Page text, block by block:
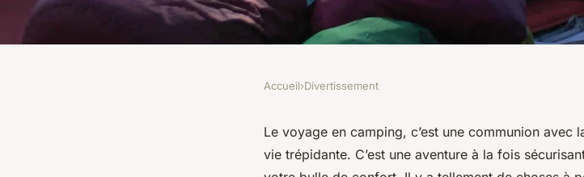
Comment réussir votre première
Accueil›Divertissement
Le voyage en camping, c’est une communion avec
vie trépidante. C’est une aventure à la fois